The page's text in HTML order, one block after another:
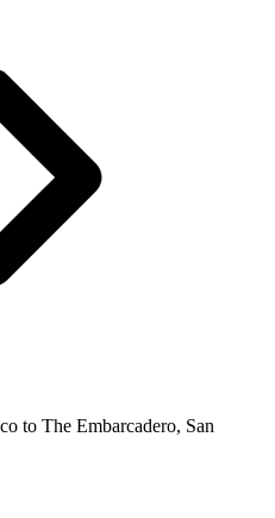
to The Embarcadero, San